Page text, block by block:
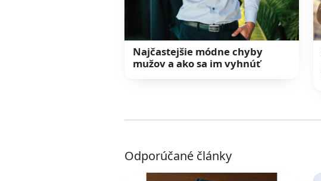
Najčastejšie módne chyby
mužov a ako sa im vyhnúť
Odporúčané články